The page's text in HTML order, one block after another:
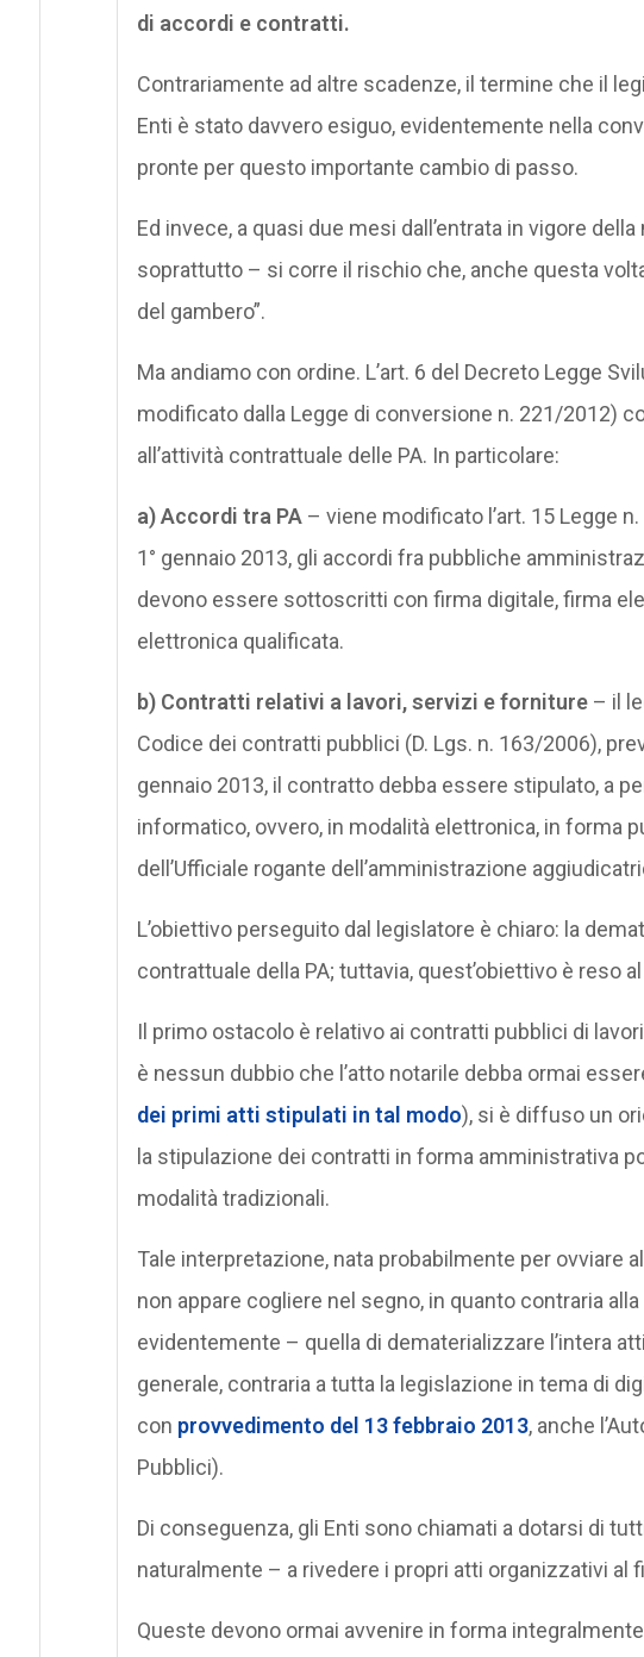
di accordi e contratti.
Contrariamente ad altre scadenze, il termine che il
Enti è stato davvero esiguo, evidentemente nella
pronte per questo importante cambio di passo.
Ed invece, a quasi due mesi dall’entrata in vigore
soprattutto – si corre il rischio che, anche questa
del gambero”.
Ma andiamo con ordine. L’art. 6 del Decreto Legge
modificato dalla Legge di conversione n. 221/2012)
all’attività contrattuale delle PA. In particolare:
a)Accordi tra PA– viene modificato l’art. 15 Legge
1° gennaio 2013, gli accordi fra pubbliche
devono essere sottoscritti con firma digitale, firma
elettronica qualificata.
b) Contratti relativi a lavori, servizi e forniture– il
Codice dei contratti pubblici (D. Lgs. n. 163/2006),
gennaio 2013, il contratto debba essere stipulato, a
informatico, ovvero, in modalità elettronica, in forma
dell’Ufficiale rogante dell’amministrazione
L’obiettivo perseguito dal legislatore è chiaro: la
contrattuale della PA; tuttavia, quest’obiettivo è reso
Il primo ostacolo è relativo ai contratti pubblici di
è nessun dubbio che l’atto notarile debba ormai
dei primi atti stipulati in tal modo), si è diffuso un
la stipulazione dei contratti in forma amministrativa
modalità tradizionali.
Tale interpretazione, nata probabilmente per ovviare
non appare cogliere nel segno, in quanto contraria
evidentemente – quella di dematerializzare l’intera
generale, contraria a tutta la legislazione in tema di
con provvedimento del 13 febbraio 2013, anche
Pubblici).
Di conseguenza, gli Enti sono chiamati a dotarsi di
naturalmente – a rivedere i propri atti organizzativi
Queste devono ormai avvenire in forma